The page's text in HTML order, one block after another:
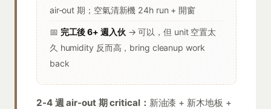
air-out 期；空氣清新機 24h run + 開窗
📅 完工後 6+ 週入伙 → 可以，但 unit 空置太
久 humidity 反而高，bring cleanup work
back
2-4 週 air-out 期 critical： 新油漆 + 新木地板 +